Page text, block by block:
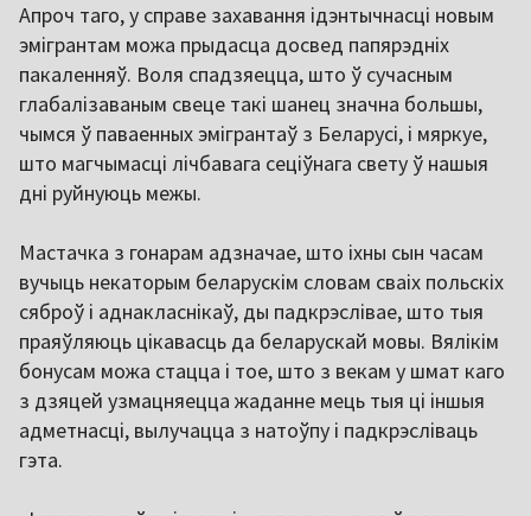
Апроч таго, у справе захавання ідэнтычнасці новым
эмігрантам можа прыдасца досвед папярэдніх
пакаленняў. Воля спадзяецца, што ў сучасным
глабалізаваным свеце такі шанец значна большы,
чымся ў паваенных эмігрантаў з Беларусі, і мяркуе,
што магчымасці лічбавага сеціўнага свету ў нашыя
дні руйнуюць межы.
Мастачка з гонарам адзначае, што іхны сын часам
вучыць некаторым беларускім словам сваіх польскіх
сяброў і аднакласнікаў, ды падкрэслівае, што тыя
праяўляюць цікавасць да беларускай мовы. Вялікім
бонусам можа стацца і тое, што з векам у шмат каго
з дзяцей узмацняецца жаданне мець тыя ці іншыя
адметнасці, вылучацца з натоўпу і падкрэсліваць
гэта.